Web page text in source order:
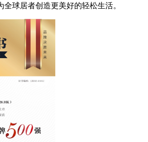
全球居者创造更美好的轻松生活。